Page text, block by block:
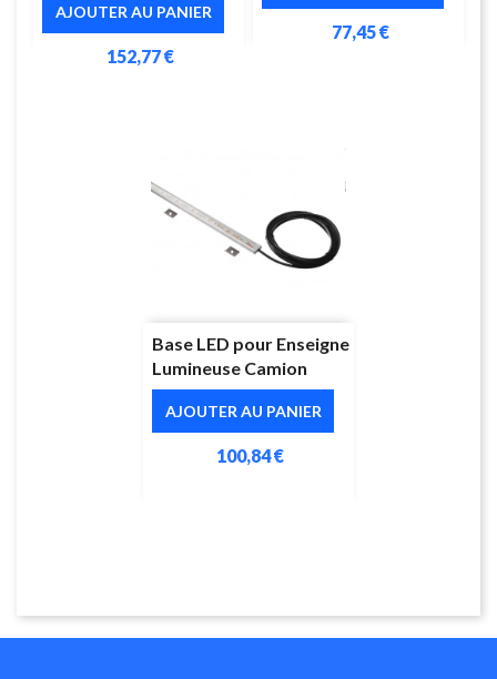
AJOUTER AU PANIER
152,77 €
77,45 €
Base LED pour Enseigne
Lumineuse Camion
AJOUTER AU PANIER
100,84 €